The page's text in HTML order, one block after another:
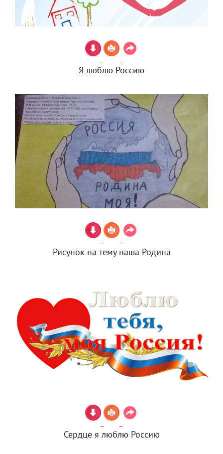
Я люблю Россию
Рисунок на тему наша Родина
Сердце я люблю Россию